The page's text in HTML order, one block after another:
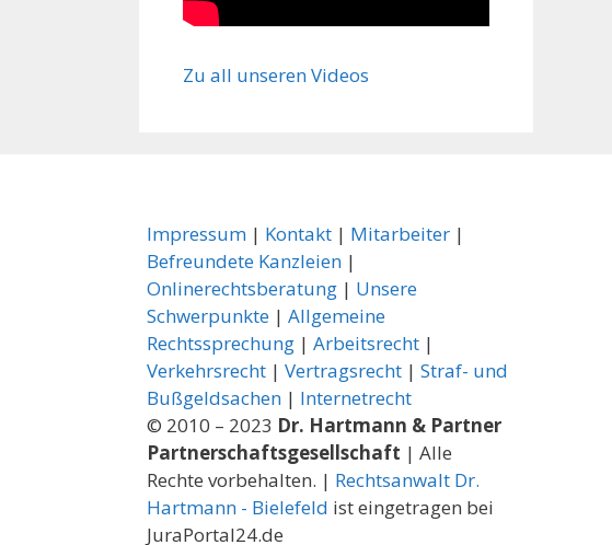
Zu all unseren Videos
Impressum| Kontakt| Mitarbeiter|
Befreundete Kanzleien|
Onlinerechtsberatung| Unsere
Schwerpunkte| Allgemeine
Rechtssprechung| Arbeitsrecht|
Verkehrsrecht| Vertragsrecht| Straf- und
Bußgeldsachen| Internetrecht
© 2010 – 2023 Dr. Hartmann & Partner
Partnerschaftsgesellschaft | Alle
Rechte vorbehalten. | Rechtsanwalt Dr.
Hartmann - Bielefeld ist eingetragen bei
JuraPortal24.de